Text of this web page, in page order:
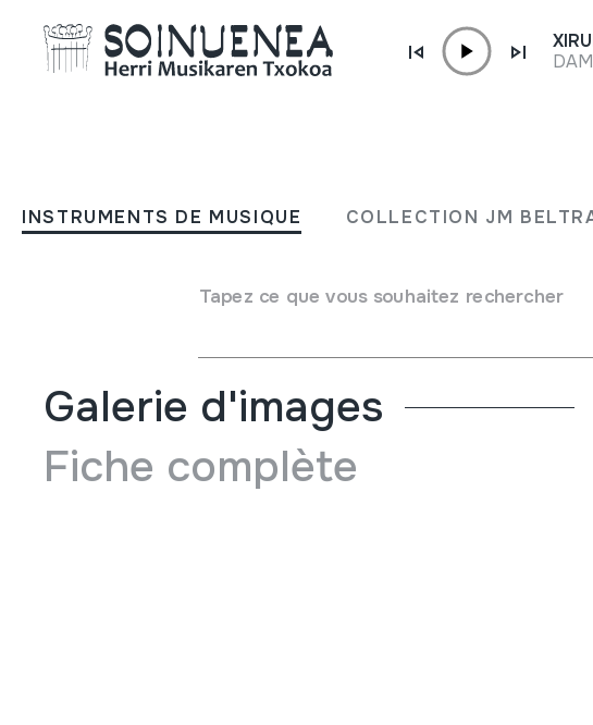
INSTRUMENTS DE MUSIQUE COLLECTION JM
Tapez ce que vous souhaitez rechercher
KAWLA; KAWALA
Type d'instrument de musique
Galerie d'images
Fiche complète